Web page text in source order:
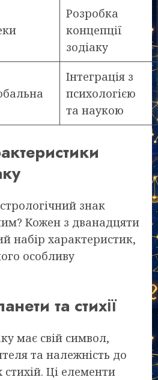
Розробка
концепції
зодіаку
Інтеграція з
психологією
та наукою
знак
Кожен з дванадцяти
набір характеристик,
особливу
та стихії
має свій символ,
та належність до
стихій. Ці елементи